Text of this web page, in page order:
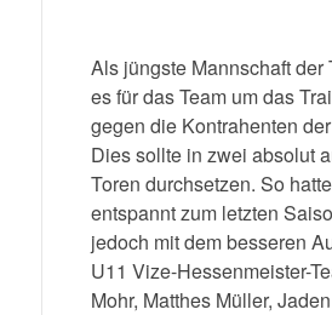
Als jüngste Mannschaft
es für das Team um das
gegen die Kontrahenten
Dies sollte in zwei absolut
Toren durchsetzen. So
entspannt zum letzten
jedoch mit dem besseren
U11 Vize-Hessenmeister-
Mohr, Matthes Müller,